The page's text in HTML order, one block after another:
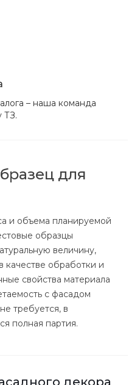
– наша команда
ТЗ.
для
и объема планируемой
образцы
величину,
качестве обработки и
свойства материала
с фасадом
требуется, в
полная партия.
декора